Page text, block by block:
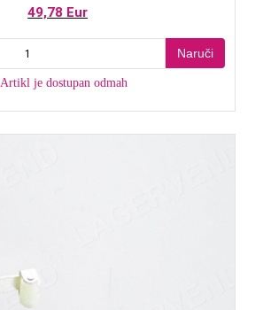
49,78 Eur
Naruči
Artikl je dostupan odmah